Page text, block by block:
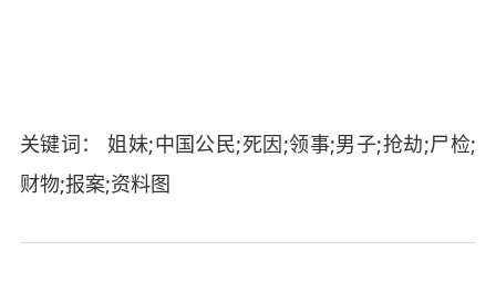
关键词： 姐妹;中国公民;死因;领事;男子;抢劫;尸检;
财物;报案;资料图